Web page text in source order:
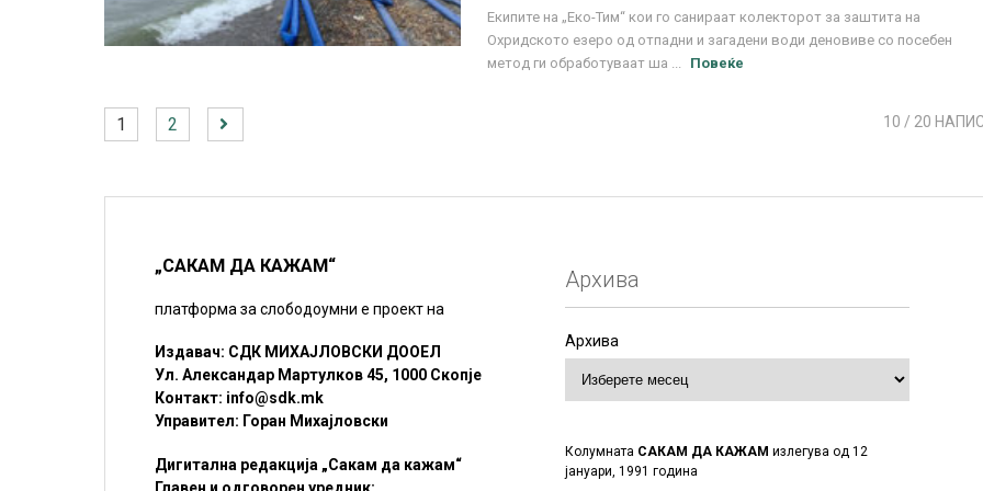
Екипите на „Еко-Тим“ кои го санираат колекторот за заштита на
Охридското езеро од отпадни и загадени води деновиве со посебен
метод ги обработуваат ша ...
Повеќе
1 2 10 / 20
„САКАМ ДА КАЖАМ“
платформа за слободоумни е проект на
Издавач: СДК МИХАЈЛОВСКИ ДООЕЛ
Ул. Александар Мартулков 45, 1000 Скопје
Контакт: info@sdk.mk
Управител: Горан Михајловски
Дигитална редакција „Сакам да кажам“
Архива
Архива
Колумната САКАМ ДА КАЖАМ излегува од 12
јануари, 1991 година